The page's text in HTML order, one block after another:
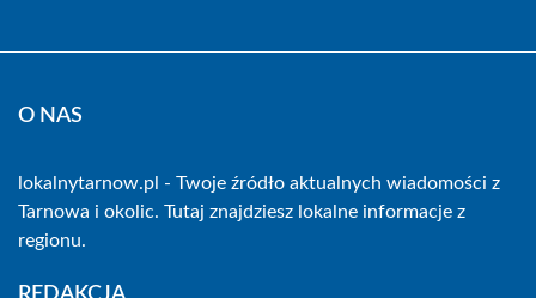
O NAS
lokalnytarnow.pl - Twoje źródło aktualnych wiadomości z
Tarnowa i okolic. Tutaj znajdziesz lokalne informacje z
regionu.